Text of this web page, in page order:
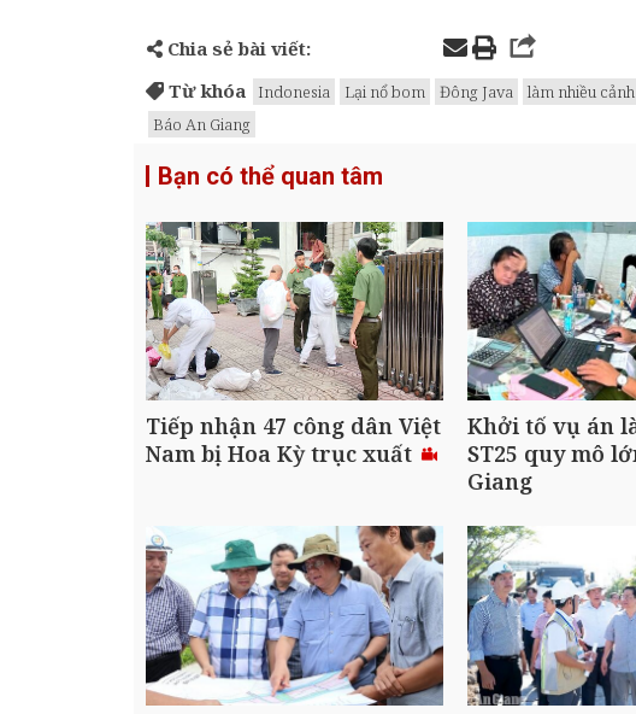
Chia sẻ bài viết:
Từ khóa
Indonesia Lại nổ bom Đông Java làm nhiều
Báo An Giang
Bạn có thể quan tâm
Tiếp nhận 47 công dân Việt
Nam bị Hoa Kỳ trục xuất
Khởi tố vụ án
ST25 quy mô
Giang